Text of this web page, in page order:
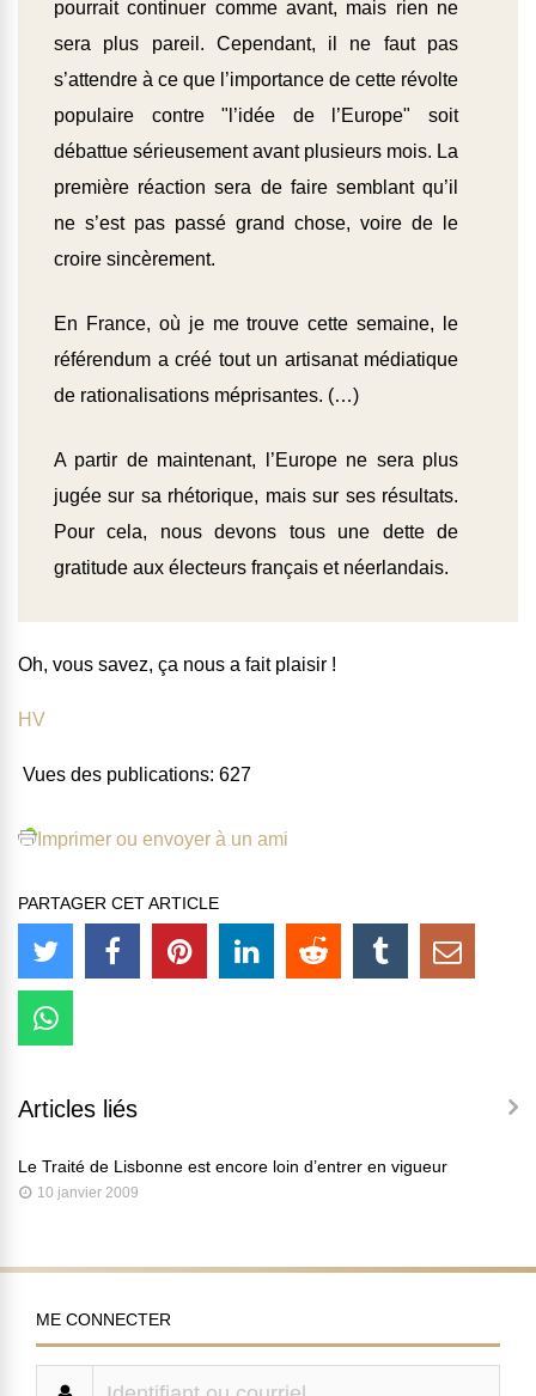
pourrait continuer comme avant, mais rien ne
sera plus pareil. Cependant, il ne faut pas
s’attendre à ce que l’importance de cette révolte
populaire contre "l’idée de l’Europe" soit
débattue sérieusement avant plusieurs mois. La
première réaction sera de faire semblant qu’il
ne s’est pas passé grand chose, voire de le
croire sincèrement.
En France, où je me trouve cette semaine, le
référendum a créé tout un artisanat médiatique
de rationalisations méprisantes. (…)
A partir de maintenant, l’Europe ne sera plus
jugée sur sa rhétorique, mais sur ses résultats.
Pour cela, nous devons tous une dette de
gratitude aux électeurs français et néerlandais.
Oh, vous savez, ça nous a fait plaisir !
HV
Vues des publications: 627
Imprimer ou envoyer à un ami
PARTAGER CET ARTICLE
Articles liés
Le Traité de Lisbonne est encore loin d’entrer en vigueur
10 janvier 2009
ME CONNECTER